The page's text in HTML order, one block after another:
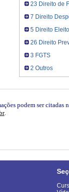
23 Direito de
7 Direito
5 Direito
26 Direito
3 FGTS
2 Outros
podem ser citadas
.